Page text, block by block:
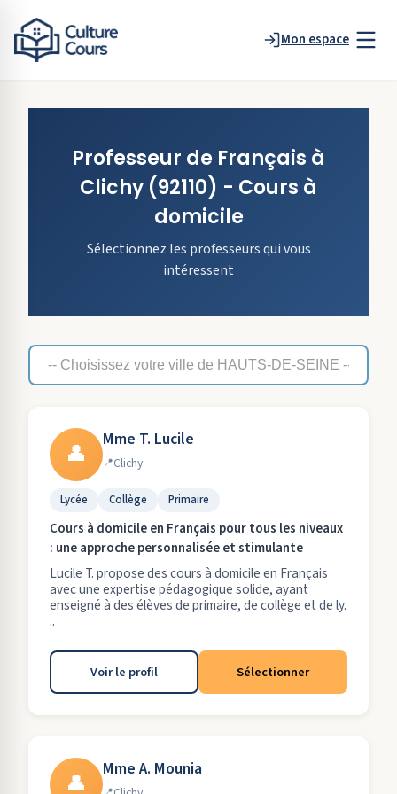
Mon espace
Professeur de Français à
Clichy (92110) - Cours à
domicile
Sélectionnez les professeurs qui vous
intéressent
👤 Mme T. Lucile
Clichy
Lycée Collège Primaire
Cours à domicile en Français pour tous les niveaux
: une approche personnalisée et stimulante
Lucile T. propose des cours à domicile en Français
avec une expertise pédagogique solide, ayant
enseigné à des élèves de primaire, de collège et de ly.
..
Voir le profil Sélectionner
👤 Mme A. Mounia